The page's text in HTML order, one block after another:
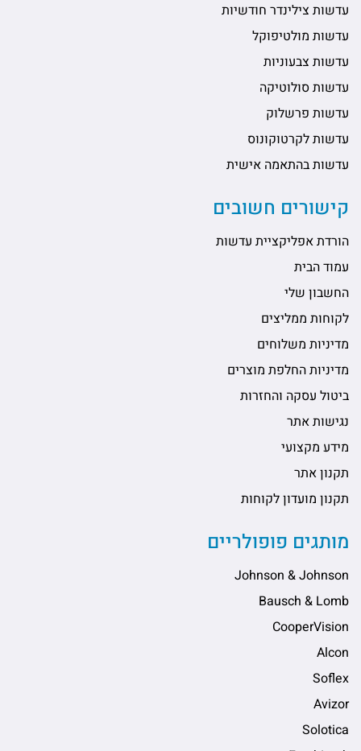
עדשות צילינדר חודשיות
עדשות מולטיפוקל
עדשות צבעוניות
עדשות סולוטיקה
עדשות פרשלוק
עדשות לקרטוקונוס
עדשות בהתאמה אישית
קישורים חשובים
הורדת אפליקציית עדשות
עמוד הבית
החשבון שלי
לקוחות ממליצים
מדיניות משלוחים
מדיניות החלפת מוצרים
ביטול עסקה והחזרות
נגישות אתר
מידע מקצועי
תקנון אתר
תקנון מועדון לקוחות
מותגים פופולריים
Johnson & Johnson
Bausch & Lomb
CooperVision
Alcon
Soflex
Avizor
Solotica